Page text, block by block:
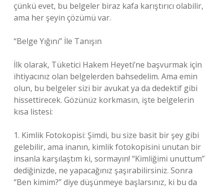
çünkü evet, bu belgeler biraz kafa karıştırıcı olabilir,
ama her şeyin çözümü var.
“Belge Yığını” İle Tanışın
İlk olarak, Tüketici Hakem Heyeti’ne başvurmak için
ihtiyacınız olan belgelerden bahsedelim. Ama emin
olun, bu belgeler sizi bir avukat ya da dedektif gibi
hissettirecek. Gözünüz korkmasın, işte belgelerin
kısa listesi:
1. Kimlik Fotokopisi: Şimdi, bu size basit bir şey gibi
gelebilir, ama inanın, kimlik fotokopisini unutan bir
insanla karşılaştım ki, sormayın! “Kimliğimi unuttum”
dediğinizde, ne yapacağınız şaşırabilirsiniz. Sonra
“Ben kimim?” diye düşünmeye başlarsınız, ki bu da